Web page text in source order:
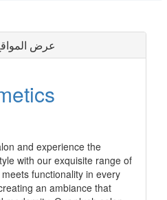
عرض
and experience the
with our exquisite range of
functionality in every
an ambiance that